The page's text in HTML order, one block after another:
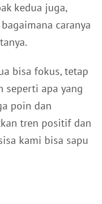
kedua juga,
caranya
bisa fokus, tetap
seperti apa yang
poin dan
tren positif dan
kami bisa sapu